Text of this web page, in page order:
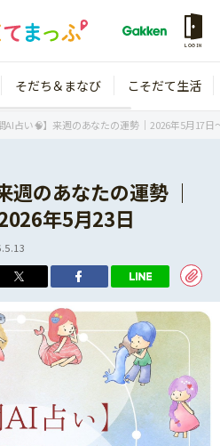
LOGIN
1歳
年長
小学2年生
小学6年生
そだち＆まなび こそだて生活
AI占い🧠】来週のあなたの運勢 ｜2026年5月17日
週のあなたの運勢 ｜
年5月23日